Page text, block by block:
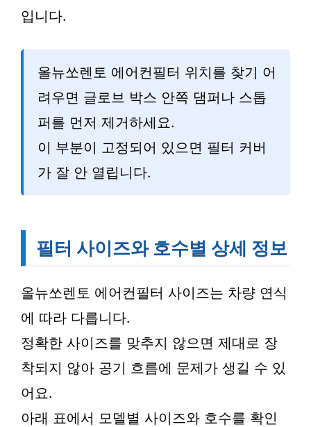
입니다.
올뉴쏘렌토 에어컨필터 위치를 찾기 어
려우면 글로브 박스 안쪽 댐퍼나 스톱
퍼를 먼저 제거하세요.
이 부분이 고정되어 있으면 필터 커버
가 잘 안 열립니다.
필터 사이즈와 호수별 상세 정보
올뉴쏘렌토 에어컨필터 사이즈는 차량 연식
에 따라 다릅니다.
정확한 사이즈를 맞추지 않으면 제대로 장
착되지 않아 공기 흐름에 문제가 생길 수 있
어요.
아래 표에서 모델별 사이즈와 호수를 확인